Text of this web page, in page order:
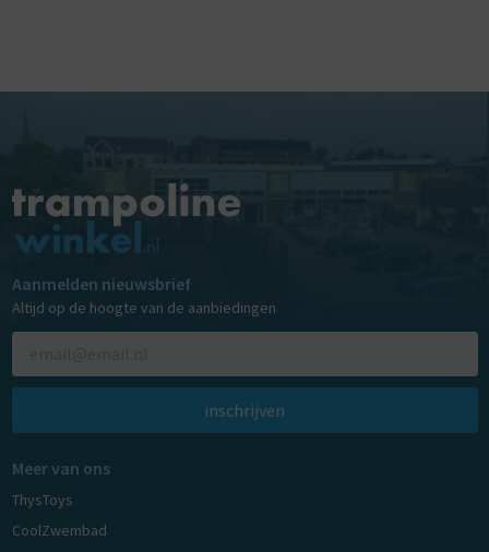
Aanmelden nieuwsbrief
Altijd op de hoogte van de aanbiedingen
inschrijven
Meer van ons
ThysToys
CoolZwembad